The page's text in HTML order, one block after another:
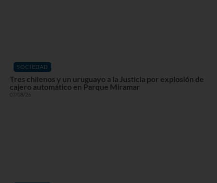
SOCIEDAD
Tres chilenos y un uruguayo a la Justicia por explosión de
cajero automático en Parque Miramar
07/08/26